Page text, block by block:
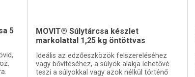
5
MOVIT® Súlytárcsa készlet
markolattal 1,25 kg öntöttvas
Ideális az edzőeszközök felszereléséhez
vagy bővítéséhez, a súlyok alakja lehetővé
teszi a súlyokkal vagy azok nélkül történő